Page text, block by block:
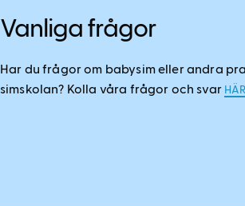
Vanliga frågor
Har du frågor om babysim eller andra
simskolan? Kolla våra frågor och svar HÄR